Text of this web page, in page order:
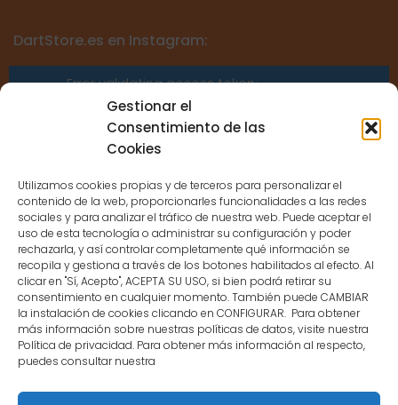
Gestionar el
Consentimiento de las
Cookies
Utilizamos cookies propias y de terceros para personalizar el
contenido de la web, proporcionarles funcionalidades a las redes
sociales y para analizar el tráfico de nuestra web. Puede aceptar el
uso de esta tecnología o administrar su configuración y poder
rechazarla, y así controlar completamente qué información se
recopila y gestiona a través de los botones habilitados al efecto. Al
clicar en "Sí, Acepto", ACEPTA SU USO, si bien podrá retirar su
consentimiento en cualquier momento. También puede CAMBIAR
la instalación de cookies clicando en CONFIGURAR. Para obtener
más información sobre nuestras políticas de datos, visite nuestra
Política de privacidad. Para obtener más información al respecto,
puedes consultar nuestra
DartStore.es en Instagram:
Error validating access token:
Sessions for the user are not allowed
because the user is not a confirmed
CONTACTO
MENÚ PRINCIPAL
MI CUENTA